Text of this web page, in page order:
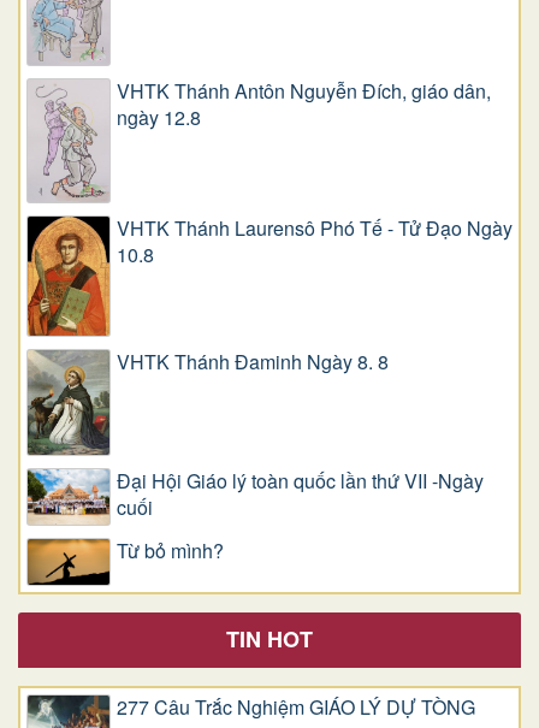
VHTK Thánh Antôn Nguyễn Ðích, giáo dân,
ngày 12.8
VHTK Thánh Laurensô Phó Tế - Tử Đạo Ngày
10.8
VHTK Thánh Đaminh Ngày 8. 8
Đại Hội Giáo lý toàn quốc lần thứ VII -Ngày
cuối
Từ bỏ mình?
TIN HOT
277 Câu Trắc Nghiệm GIÁO LÝ DỰ TÒNG